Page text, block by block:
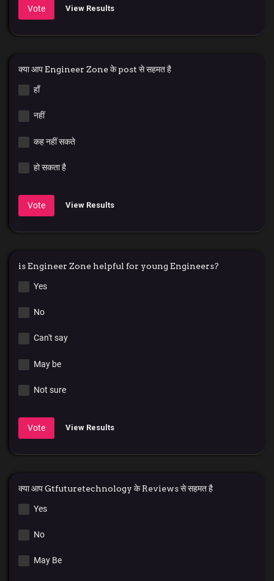
Vote View Results
क्या आप Engineer Zone के post से सहमत है
हाँ
नहीं
कह नहीं सकते
हो सकता है
Vote View Results
is Engineer Zone helpful for young Engineers?
Yes
No
Can't say
May be
Not sure
Vote View Results
क्या आप Gtfuturetechnology के Reviews से सहमत है
Yes
No
May Be